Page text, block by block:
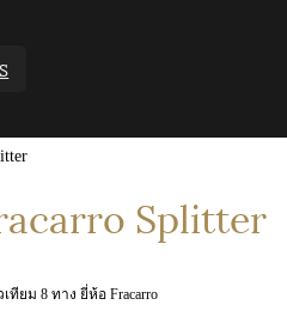
Splitter
ยม 8 ทาง ยี่ห้อ Fracarro